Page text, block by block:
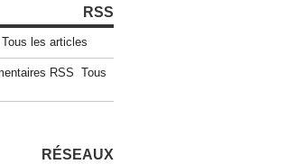
RSS
Tous les articles
Tous
RÉSEAUX